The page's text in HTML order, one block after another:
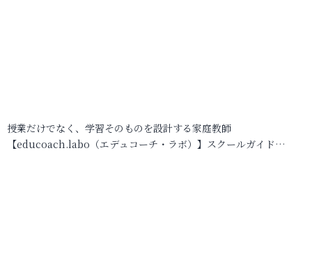
授業だけでなく、学習そのものを設計する家庭教師
【educoach.labo（エデュコーチ・ラボ）】スクールガイド…